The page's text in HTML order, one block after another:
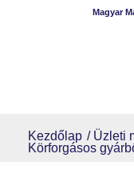
Magyar
Kezdőlap / Üzleti
Körforgásos